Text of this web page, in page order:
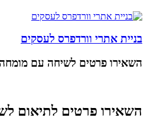
בניית אתרי וורדפרס לעסקים
השאירו פרטים לשיחה עם מומחה
השאירו פרטים לתיאום